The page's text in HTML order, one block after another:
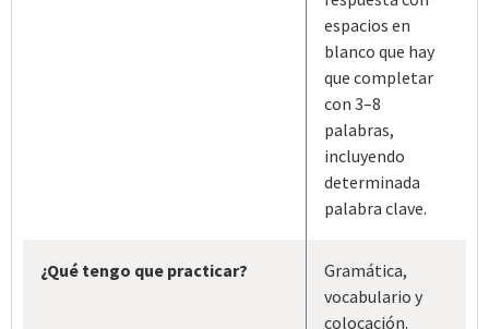
espacios en
blanco que hay
que completar
con 3–8
palabras,
incluyendo
determinada
palabra clave.
¿Qué tengo que practicar?
Gramática,
vocabulario y
colocación.